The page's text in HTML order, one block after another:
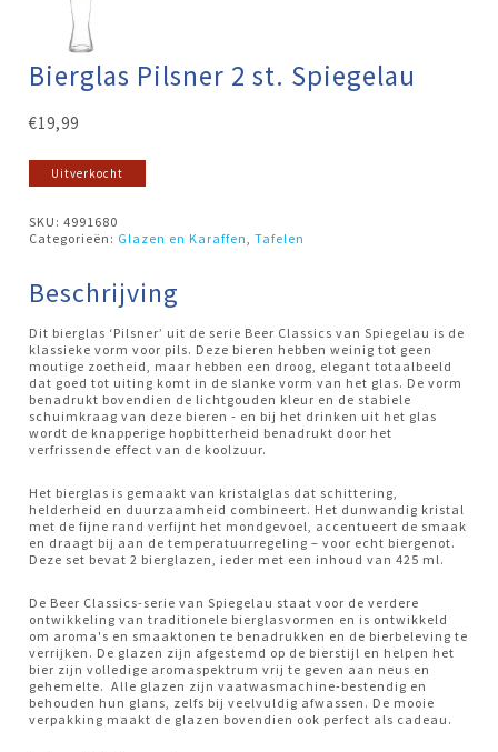
Bierglas Pilsner 2 st. Spiegelau
€19,99
Uitverkocht
SKU:4991680
Categorieën: Glazen en Karaffen ,Tafelen
Beschrijving
Dit bierglas ‘Pilsner’ uit de serie Beer Classics van Spiegelau is de
klassieke vorm voor pils. Deze bieren hebben weinig tot geen
moutige zoetheid, maar hebben een droog, elegant totaalbeeld
dat goed tot uiting komt in de slanke vorm van het glas. De vorm
benadrukt bovendien de lichtgouden kleur en de stabiele
schuimkraag van deze bieren - en bij het drinken uit het glas
wordt de knapperige hopbitterheid benadrukt door het
verfrissende effect van de koolzuur.
Het bierglas is gemaakt van kristalglas dat schittering,
helderheid en duurzaamheid combineert. Het dunwandig kristal
met de fijne rand verfijnt het mondgevoel, accentueert de smaak
en draagt bij aan de temperatuurregeling – voor echt biergenot.
Deze set bevat 2 bierglazen, ieder met een inhoud van 425 ml.
De Beer Classics-serie van Spiegelau staat voor de verdere
ontwikkeling van traditionele bierglasvormen en is ontwikkeld
om aroma's en smaaktonen te benadrukken en de bierbeleving te
verrijken. De glazen zijn afgestemd op de bierstijl en helpen het
bier zijn volledige aromaspektrum vrij te geven aan neus en
gehemelte. Alle glazen zijn vaatwasmachine-bestendig en
behouden hun glans, zelfs bij veelvuldig afwassen. De mooie
verpakking maakt de glazen bovendien ook perfect als cadeau.